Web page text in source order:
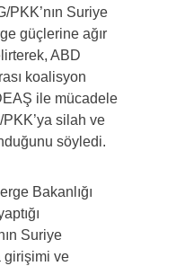
PKK’nın Suriye
güçlerine ağır
ABD
koalisyon
ile mücadele
PKK’ya silah ve
söyledi.
Bakanlığı
Suriye
girişimi ve